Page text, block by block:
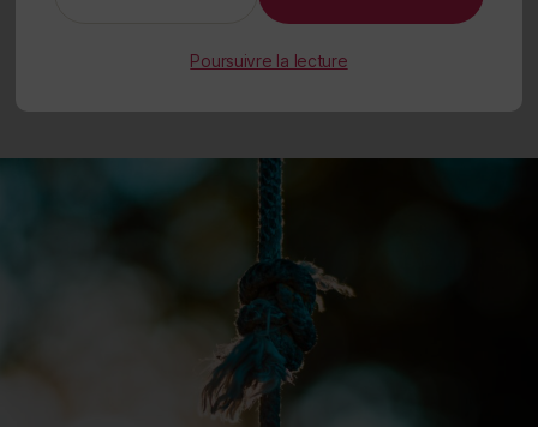
K.M. Weiland
Post4 septembre 2023
Poursuivre la lecture